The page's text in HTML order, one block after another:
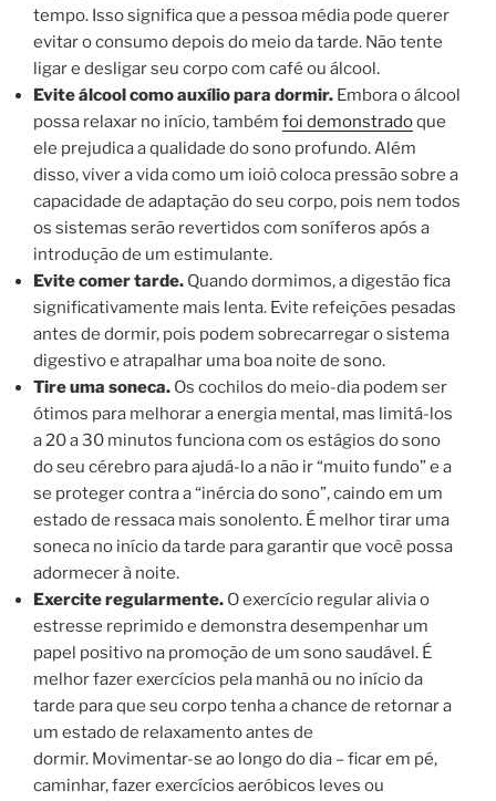
tempo. Isso significa que a pessoa média pode querer
evitar o consumo depois do meio da tarde. Não tente
ligar e desligar seu corpo com café ou álcool.
Evite álcool como auxílio para dormir. Embora o álcool
possa relaxar no início, também foi demonstradoque
ele prejudica a qualidade do sono profundo. Além
disso, viver a vida como um ioiô coloca pressão sobre a
capacidade de adaptação do seu corpo, pois nem todos
os sistemas serão revertidos com soníferos após a
introdução de um estimulante.
Evite comer tarde. Quando dormimos, a digestão fica
significativamente mais lenta. Evite refeições pesadas
antes de dormir, pois podem sobrecarregar o sistema
digestivo e atrapalhar uma boa noite de sono.
Tire uma soneca. Os cochilos do meio-dia podem ser
ótimos para melhorar a energia mental, mas limitá-los
a 20 a 30 minutos funciona com os estágios do sono
do seu cérebro para ajudá-lo a não ir “muito fundo” e a
se proteger contra a “inércia do sono”, caindo em um
estado de ressaca mais sonolento. É melhor tirar uma
soneca no início da tarde para garantir que você possa
adormecer à noite.
Exercite regularmente. O exercício regular alivia o
estresse reprimido e demonstra desempenhar um
papel positivo na promoção de um sono saudável. É
melhor fazer exercícios pela manhã ou no início da
tarde para que seu corpo tenha a chance de retornar a
um estado de relaxamento antes de
dormir. Movimentar-se ao longo do dia – ficar em pé,
caminhar, fazer exercícios aeróbicos leves ou